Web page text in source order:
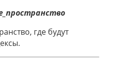
где будут